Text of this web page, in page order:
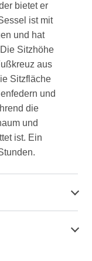
bietet er
ist mit
und hat
Sitzhöhe
aus
Sitzfläche
und
die
und
ist. Ein